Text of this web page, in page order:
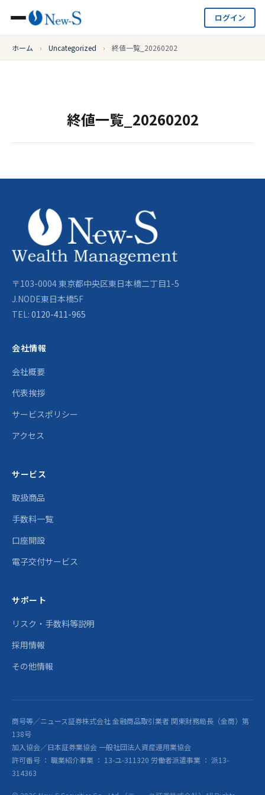
ログイン
ホーム › Uncategorized › 終値一覧_20260202
終値一覧_20260202
〒103-0004 東京都中央区東日本橋二丁目1-5
J.NODE東日本橋5F
TEL: 0120-411-965
会社情報
会社概要
代表挨拶
サービスポリシー
アクセス
サービス
取扱商品
手数料一覧
口座開設
電子交付サービス
サポート
リスク・手数料等説明
採用情報
その他情報
商号等／ニュース証券株式会社 金融商品取引業者 関東財務局長（金商）第
138号
加入協会／日本証券業協会 一般社団法人資産運用業協会
許可番号 ： 職業紹介事業 ： 13-ユ-311320 労働者派遣事業 ： 派13-
314363